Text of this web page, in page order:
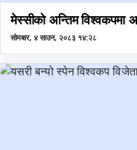
मेस्सीको अन्तिम विश्वकपमा
सोमबार, ४ साउन, २०८३ १४:२८